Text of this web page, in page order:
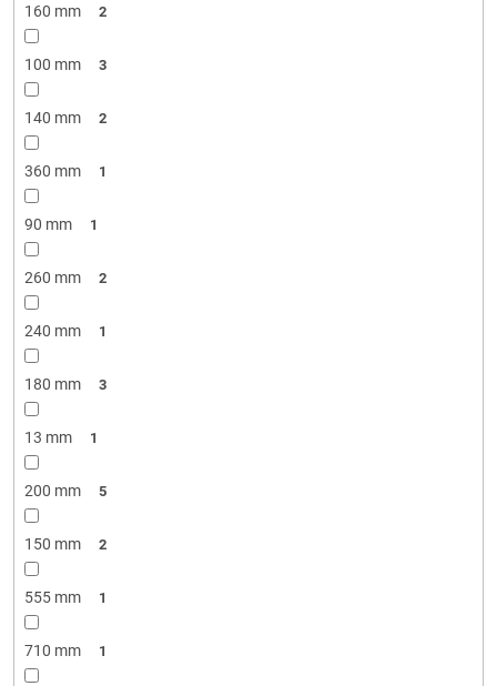
160 mm 2
100 mm 3
140 mm 2
360 mm 1
90 mm 1
260 mm 2
240 mm 1
180 mm 3
13 mm 1
200 mm 5
150 mm 2
555 mm 1
710 mm 1